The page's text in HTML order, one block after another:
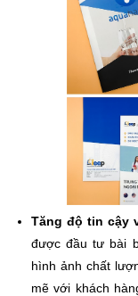
Tăng độ tin cậy
được đầu tư bài
hình ảnh chất
mẽ với khách